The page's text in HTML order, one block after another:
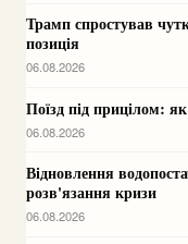
Трамп спростував
позиція
06.08.2026
Поїзд під прицілом:
06.08.2026
Відновлення
розв'язання кризи
06.08.2026